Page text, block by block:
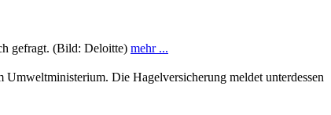
gefragt. (Bild: Deloitte) mehr ...
Die Hagelversicherung meldet unterdessen